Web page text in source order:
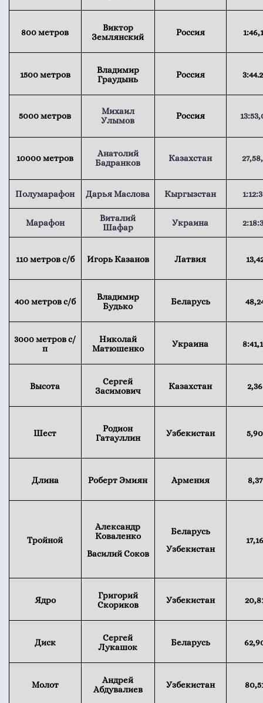
800 метров
Виктор
Землянский
Россия
1500 метров
Владимир
Граудынь
Россия
5000 метров
Михаил
Улымов
Россия
10000 метров
Анатолий
Бадранков
Казахстан
Полумарафон Дарья Маслова Кыргызстан
Марафон
Виталий
Шафар
Украина
110 метров с/б Игорь Казанов Латвия
400 метров с/б
Владимир
Будько
Беларусь
3000 метров с/
п
Николай
Матюшенко
Украина
Высота
Сергей
Засимович
Казахстан 2,36
Шест
Родион
Гатауллин
Узбекистан 5,90
Длина Роберт Эмиян Армения 8,37
Тройной
Александр
Коваленко
Василий Соков
Беларусь
Узбекистан
Ядро
Григорий
Скориков
Узбекистан
Диск
Сергей
Лукашок
Беларусь
Молот
Андрей
Абдувалиев
Узбекистан